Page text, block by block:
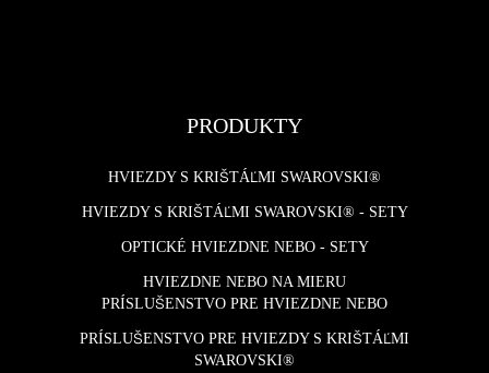
PRODUKTY
HVIEZDY S KRIŠTÁĽMI SWAROVSKI®
HVIEZDY S KRIŠTÁĽMI SWAROVSKI® - SETY
OPTICKÉ HVIEZDNE NEBO - SETY
HVIEZDNE NEBO NA MIERU
PRÍSLUŠENSTVO PRE HVIEZDNE NEBO
PRÍSLUŠENSTVO PRE HVIEZDY S KRIŠTÁĽMI
SWAROVSKI®